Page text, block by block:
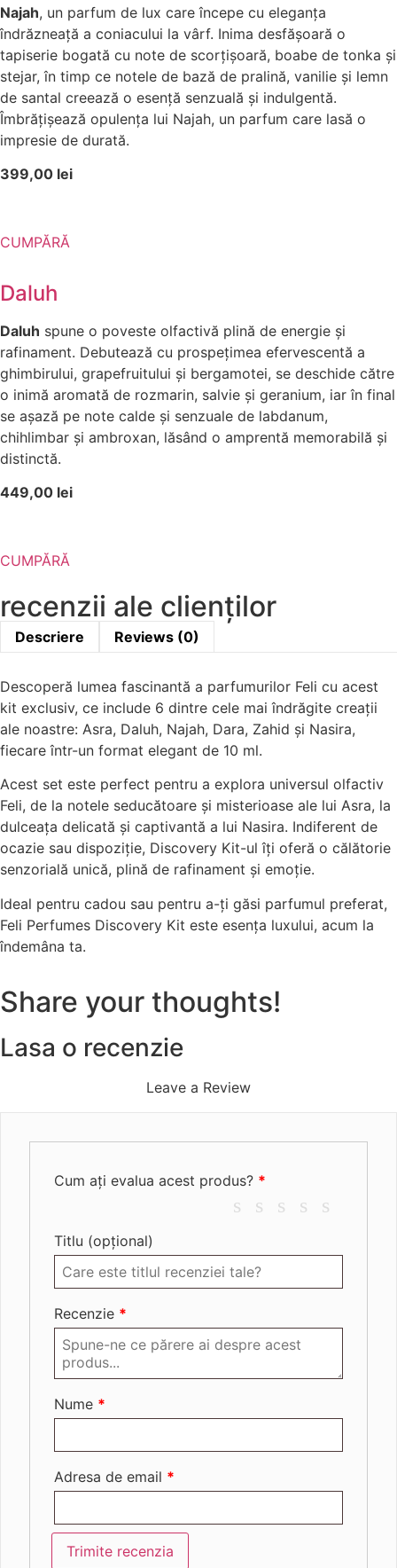
Najah, un parfum de lux care începe cu eleganța
îndrăzneață a coniacului la vârf. Inima desfășoară o
tapiserie bogată cu note de scorțișoară, boabe de tonka și
stejar, în timp ce notele de bază de pralină, vanilie și lemn
de santal creează o esență senzuală și indulgentă.
Îmbrățișează opulența lui Najah, un parfum care lasă o
impresie de durată.
399,00 lei
CUMPĂRĂ
Daluh
Daluh spune o poveste olfactivă plină de energie și
rafinament. Debutează cu prospețimea efervescentă a
ghimbirului, grapefruitului și bergamotei, se deschide către
o inimă aromată de rozmarin, salvie și geranium, iar în final
se așază pe note calde și senzuale de labdanum,
chihlimbar și ambroxan, lăsând o amprentă memorabilă și
distinctă.
449,00 lei
CUMPĂRĂ
recenzii ale clienților
Descriere Reviews (0)
Descoperă lumea fascinantă a parfumurilor Feli cu acest
kit exclusiv, ce include 6 dintre cele mai îndrăgite creații
ale noastre: Asra, Daluh, Najah, Dara, Zahid și Nasira,
fiecare într-un format elegant de 10 ml.
Acest set este perfect pentru a explora universul olfactiv
Feli, de la notele seducătoare și misterioase ale lui Asra, la
dulceața delicată și captivantă a lui Nasira. Indiferent de
ocazie sau dispoziție, Discovery Kit-ul îți oferă o călătorie
senzorială unică, plină de rafinament și emoție.
Ideal pentru cadou sau pentru a-ți găsi parfumul preferat,
Feli Perfumes Discovery Kit este esența luxului, acum la
îndemâna ta.
Share your thoughts!
Lasa o recenzie
Leave a Review
Cum ați evalua acest produs? *
Titlu (opțional)
Recenzie *
Nume *
Adresa de email *
Trimite recenzia